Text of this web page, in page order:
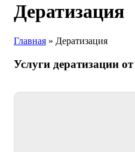
Дератизация
Главная » Дератизация
Услуги дератизации